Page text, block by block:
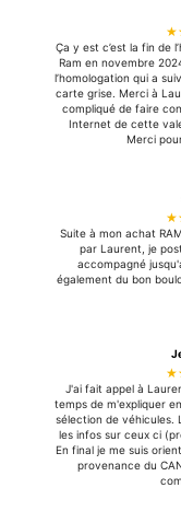
Ça y est c’est la fin de
Ram en novembre
l’homologation qui a
carte grise. Merci à
compliqué de faire
Internet de cette
Merci
Suite à mon achat
par Laurent, je
accompagné
également du bon
J'ai fait appel à
temps de m'expliquer
sélection de véhicules.
les infos sur ceux ci
En final je me suis
provenance du